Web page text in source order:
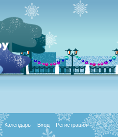
Календарь Вход Регистрация